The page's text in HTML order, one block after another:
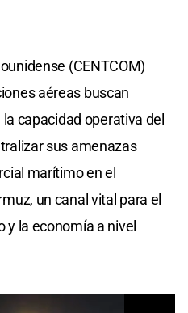
(CENTCOM)
aéreas buscan
capacidad operativa del
sus amenazas
marítimo en el
un canal vital para el
y la economía a nivel